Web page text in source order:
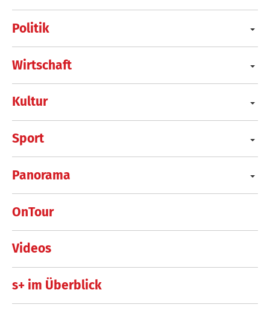
Politik
Wirtschaft
Kultur
Sport
Panorama
OnTour
Videos
s+ im Überblick